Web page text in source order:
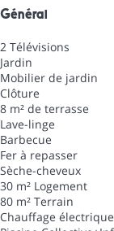
Général
2 Télévisions
Jardin
Mobilier de jardin
Clôture
8 m² de terrasse
Lave-linge
Barbecue
Fer à repasser
Sèche-cheveux
30 m² Logement
80 m² Terrain
Chauffage électrique